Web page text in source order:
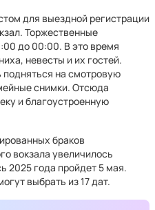
для выездной регистрации
Торжественные
до 00:00. В это время
невесты и их гостей.
на смотровую
снимки. Отсюда
и благоустроенную
браков
вокзала увеличилось
2025 года пройдет 5 мая.
выбрать из 17 дат.